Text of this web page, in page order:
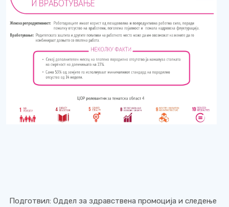
Подготвил: Оддел за здравствена промоција и следење